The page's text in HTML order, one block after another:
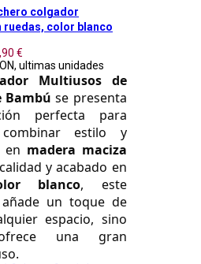
colgador
color blanco
€
ultimas unidades
Multiusos de
Bambú se presenta
perfecta para
estilo y
en madera maciza
y acabado en
blanco, este
un toque de
espacio, sino
una gran